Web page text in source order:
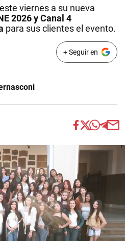
viernes a su nueva
2026 yCanal 4
para sus clientes el evento.
+ Seguir en